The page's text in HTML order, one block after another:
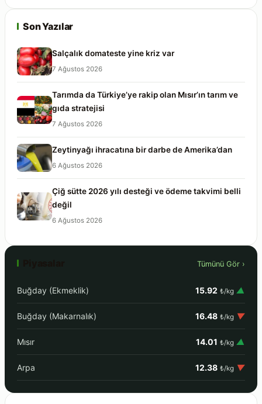
Son Yazılar
Salçalık domateste yine kriz var
7 Ağustos 2026
Tarımda da Türkiye’ye rakip olan Mısır’ın tarım ve
gıda stratejisi
7 Ağustos 2026
Zeytinyağı ihracatına bir darbe de Amerika’dan
6 Ağustos 2026
Çiğ sütte 2026 yılı desteği ve ödeme takvimi belli
değil
6 Ağustos 2026
Tümünü Gör ›
Buğday (Ekmeklik) 15.92 ₺/kg ▲
Buğday (Makarnalık) 16.48 ₺/kg ▼
Mısır 14.01 ₺/kg ▲
Arpa 12.38 ₺/kg ▼